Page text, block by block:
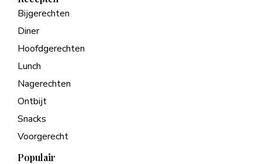
Bijgerechten
Diner
Hoofdgerechten
Lunch
Nagerechten
Ontbijt
Snacks
Voorgerecht
Populair